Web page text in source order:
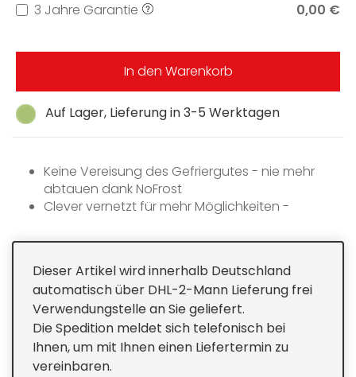
Auf Lager, Lieferung in 3-5 Werktagen
3 Jahre Garantie
0,00 €
In den Warenkorb
Keine Vereisung des Gefriergutes - nie mehr
abtauen dank NoFrost
Clever vernetzt für mehr Möglichkeiten -
Keine sichtbare Kondensatbildung dank
Dieser Artikel wird innerhalb Deutschland
automatisch über DHL-2-Mann Lieferung frei
Verwendungstelle an Sie geliefert.
Die Spedition meldet sich telefonisch bei
Ihnen, um mit Ihnen einen Liefertermin zu
vereinbaren.